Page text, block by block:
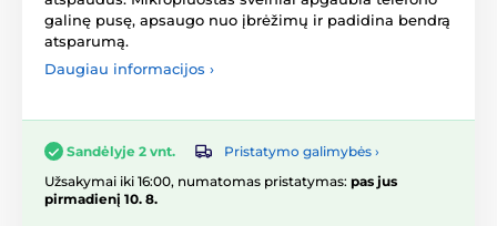
galinę pusę, apsaugo nuo įbrėžimų ir padidina bendrą
atsparumą.
Daugiau informacijos ›
Sandėlyje 2 vnt.
Pristatymo galimybės ›
Užsakymai iki 16:00, numatomas pristatymas: pas jus
pirmadienį 10. 8.